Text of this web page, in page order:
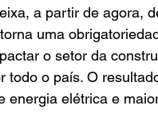
a partir de agora,
uma
o setor da
todo o país. O
energia elétrica e